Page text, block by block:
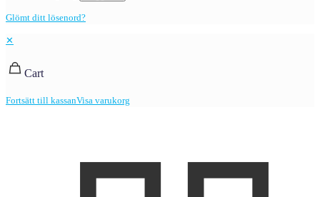
Glömt ditt lösenord?
✕
Cart
Fortsätt till kassanVisa varukorg